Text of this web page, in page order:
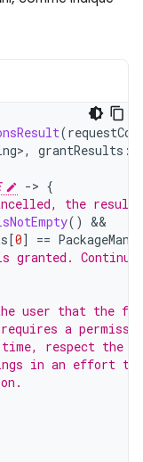
(
, grantResults :
-> {
the result
()
[0] ==
granted.
user that the
a
time, respect the
in an effort to